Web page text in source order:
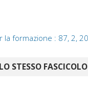
la formazione : 87, 2,
STESSO